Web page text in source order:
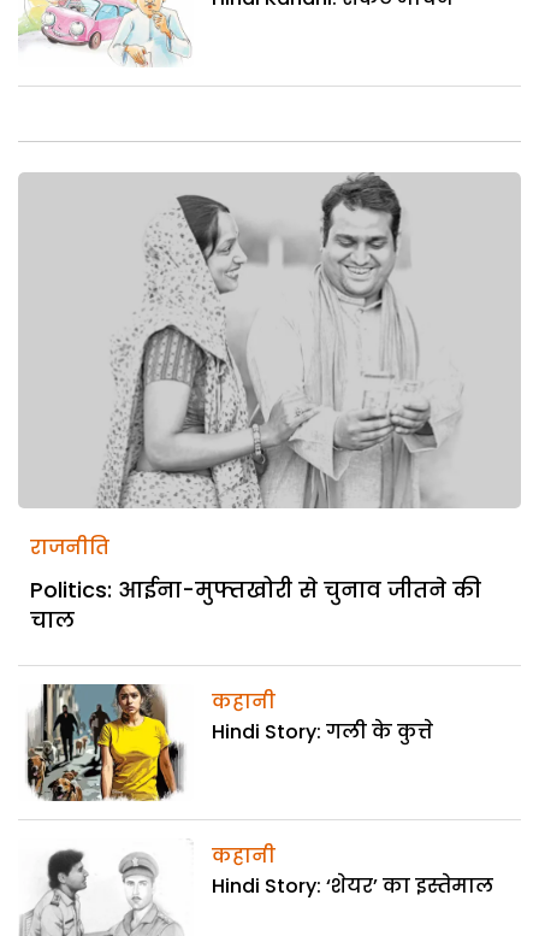
राजनीति
Politics: आईना-मुफ्तखोरी से चुनाव जीतने की
चाल
कहानी
Hindi Story: गली के कुत्ते
कहानी
Hindi Story: ‘शेयर’ का इस्तेमाल